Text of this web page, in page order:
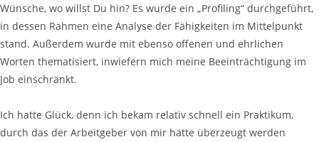
Wünsche, wo willst Du hin? Es wurde ein „Profiling“ durchgeführt,
in dessen Rahmen eine Analyse der Fähigkeiten im Mittelpunkt
stand. Außerdem wurde mit ebenso offenen und ehrlichen
Worten thematisiert, inwiefern mich meine Beeinträchtigung im
Job einschränkt.
Ich hatte Glück, denn ich bekam relativ schnell ein Praktikum,
durch das der Arbeitgeber von mir hätte überzeugt werden